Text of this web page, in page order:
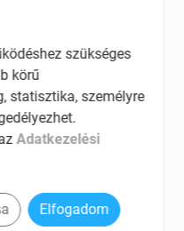
szükséges
körű
statisztika, személyre
Adatkezelési
Elfogadom